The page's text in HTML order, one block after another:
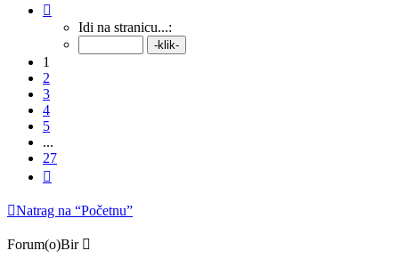
27 .Idi na stranicu...:
1
2
3
4
5
...
27
Natrag na “Početnu”
Forum(o)Bir